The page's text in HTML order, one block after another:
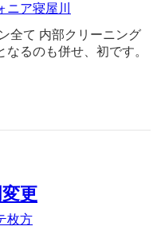
ニア寝屋川
全て 内部クリーニング
るのも併せ、初です。
更
枚方